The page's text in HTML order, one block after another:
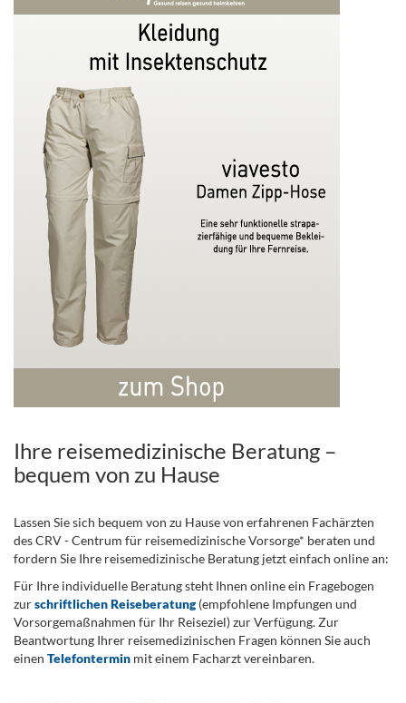
Ihre reisemedizinische Beratung –
bequem von zu Hause
Lassen Sie sich bequem von zu Hause von erfahrenen Fachärzten
des CRV - Centrum für reisemedizinische Vorsorge* beraten und
fordern Sie Ihre reisemedizinische Beratung jetzt einfach online an:
Für Ihre individuelle Beratung steht Ihnen online ein Fragebogen
zurschriftlichen Reiseberatung(empfohlene Impfungen und
Vorsorgemaßnahmen für Ihr Reiseziel) zur Verfügung. Zur
Beantwortung Ihrer reisemedizinischen Fragen können Sie auch
einen Telefontermin mit einem Facharzt vereinbaren.